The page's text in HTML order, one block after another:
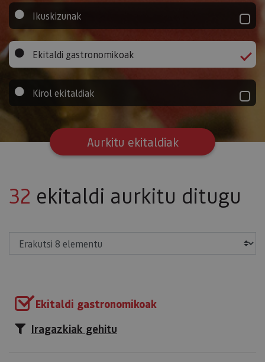
Ikuskizunak
Ekitaldi gastronomikoak
Kirol ekitaldiak
Aurkitu ekitaldiak
32 ekitaldi aurkitu ditugu
Ekitaldi gastronomikoak
Iragazkiak gehitu